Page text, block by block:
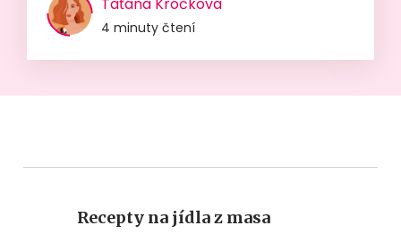
4 minuty čtení
Recepty na jídla z masa